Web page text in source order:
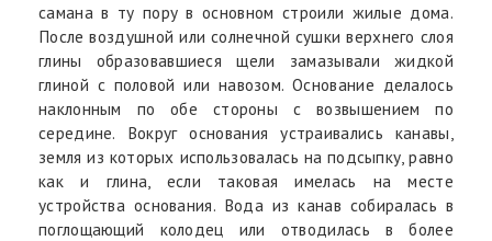
самана в ту пору в основном строили жилые дома.
После воздушной или солнечной сушки верхнего слоя
глины образовавшиеся щели замазывали жидкой
глиной с половой или навозом. Основание делалось
наклонным по обе стороны с возвышением по
середине. Вокруг основания устраивались канавы,
земля из которых использовалась на подсыпку, равно
как и глина, если таковая имелась на месте
устройства основания. Вода из канав собиралась в
поглощающий колодец или отводилась в более